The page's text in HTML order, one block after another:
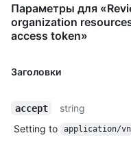
Параметры для
organization
access token»
Заголовки
accept
string
Setting to
application/